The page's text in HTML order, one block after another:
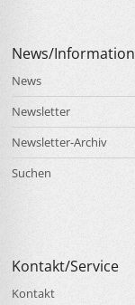
News/Information
News
Newsletter
Newsletter-Archiv
Suchen
Kontakt/Service
Kontakt